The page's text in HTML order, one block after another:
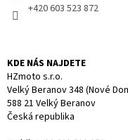
+420 603 523 872
KDE NÁS NAJDETE
HZmoto s.r.o.
Velký Beranov 348 (Nové
588 21 Velký Beranov
Česká republika